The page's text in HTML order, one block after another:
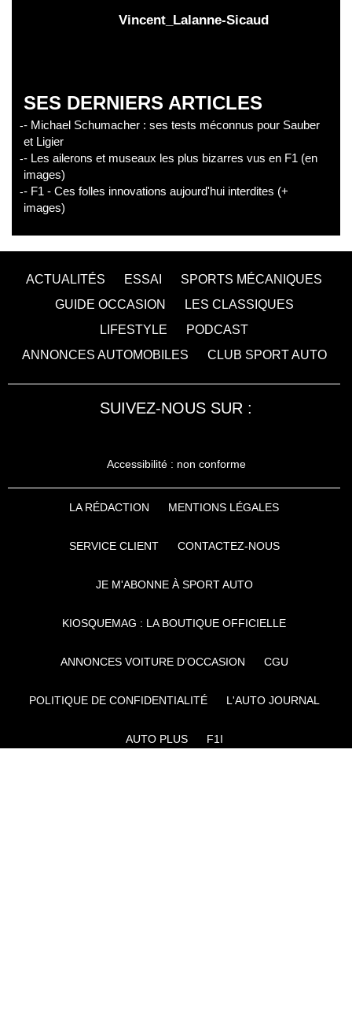
Vincent_Lalanne-Sicaud
SES DERNIERS ARTICLES
- Michael Schumacher : ses tests méconnus pour Sauber
et Ligier
- Les ailerons et museaux les plus bizarres vus en F1 (en
images)
- F1 - Ces folles innovations aujourd'hui interdites (+
images)
ACTUALITÉS ESSAI
SPORTS MÉCANIQUES
GUIDE OCCASION
LES CLASSIQUES
LIFESTYLE
PODCAST
ANNONCES AUTOMOBILES
CLUB SPORT AUTO
SUIVEZ-NOUS SUR :
Accessibilité : non conforme
LA RÉDACTION MENTIONS LÉGALES
SERVICE CLIENT CONTACTEZ-NOUS
JE M'ABONNE À SPORT AUTO
KIOSQUEMAG : LA BOUTIQUE OFFICIELLE
ANNONCES VOITURE D’OCCASION CGU
POLITIQUE DE CONFIDENTIALITÉ L'AUTO JOURNAL
AUTO PLUS F1I